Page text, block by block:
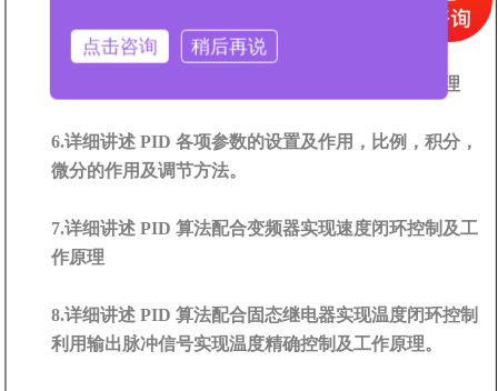
变频器正反转，速度，多段速实现。
5.详细讲述 PID 在工业过程控制中的作用及工作原理
6.详细讲述 PID 各项参数的设置及作用，比例，积分，
微分的作用及调节方法。
7.详细讲述 PID 算法配合变频器实现速度闭环控制及工
作原理
8.详细讲述 PID 算法配合固态继电器实现温度闭环控制
利用输出脉冲信号实现温度精确控制及工作原理。
点击咨询 稍后再说